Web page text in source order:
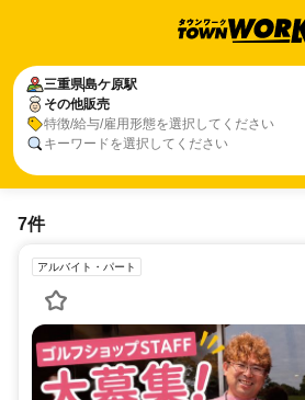
三重県島ケ原駅
その他販売
特徴/給与/雇用形態を選択してください
キーワードを選択してください
7件
アルバイト・パート